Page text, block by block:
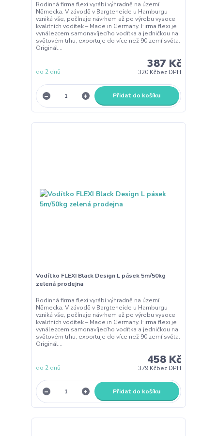
Rodinná firma flexi vyrábí výhradně na území
Německa. V závodě v Bargteheide u Hamburgu
vzniká vše, počínaje návrhem až po výrobu vysoce
kvalitních vodítek – Made in Germany. Firma flexi je
vynálezcem samonavíjecího vodítka a jedničkou na
světovém trhu, exportuje do více než 90 zemí světa.
Originál...
387 Kč
320 Kčbez DPH
do 2 dnů
Přidat do košíku
Vodítko FLEXI Black Design L pásek 5m/50kg
zelená prodejna
Rodinná firma flexi vyrábí výhradně na území
Německa. V závodě v Bargteheide u Hamburgu
vzniká vše, počínaje návrhem až po výrobu vysoce
kvalitních vodítek – Made in Germany. Firma flexi je
vynálezcem samonavíjecího vodítka a jedničkou na
světovém trhu, exportuje do více než 90 zemí světa.
Originál...
458 Kč
379 Kčbez DPH
do 2 dnů
Přidat do košíku